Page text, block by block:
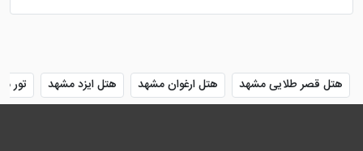
هتل قصر طلایی مشهد هتل ارغوان مشهد هتل ایزد مشهد تور